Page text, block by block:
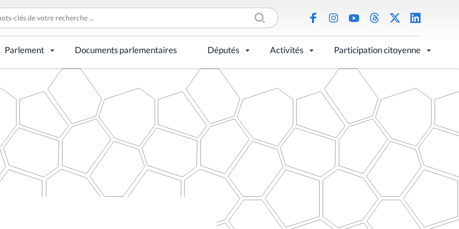
Parlement Documents parlementaires Députés Activités Participation citoyenne